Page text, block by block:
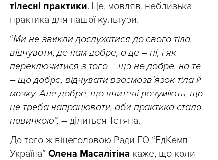
тілесні практики. Це, мовляв, неблизька
практика для нашої культури.
“Ми не звикли дослухатися до свого тіла,
відчувати, де нам добре, а де – ні, і як
переключитися з того – що не добре, на те
– що добре, відчувати взаємозв’язок тіла й
мозку. Але добре, що вчителі розуміють, що
це треба напрацювати, аби практика стало
навичкою”, – ділиться Тетяна.
До того ж віцеголовою Ради ГО “ЕдКемп
Україна” Олена Масалітіна каже, що коли